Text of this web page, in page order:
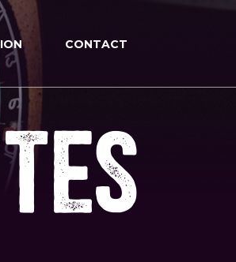
CONTACT